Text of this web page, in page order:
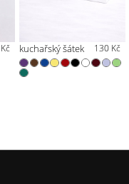
kuchařský šátek 130 Kč